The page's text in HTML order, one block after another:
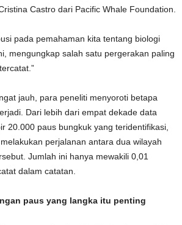
Castro dari Pacific Whale Foundation.
pada pemahaman kita tentang biologi
mengungkap salah satu pergerakan paling
jauh, para peneliti menyoroti betapa
Dari lebih dari empat dekade data
20.000 paus bungkuk yang teridentifikasi,
perjalanan antara dua wilayah
Jumlah ini hanya mewakili 0,01
dalam catatan.
paus yang langka itu penting